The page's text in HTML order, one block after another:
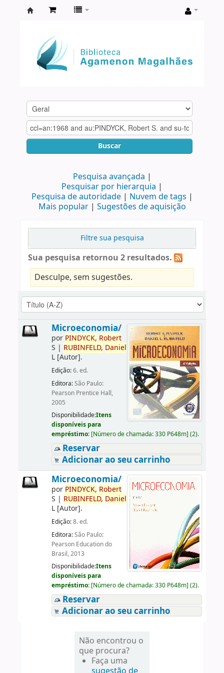
Agamenon
Magalhães
Buscar
Pesquisa avançada
Pesquisar por hierarquia
Pesquisa de autoridade
Nuvem de tags
Mais popular
Sugestões de aquisição
Filtre sua pesquisa
Sua pesquisa retornou 2 resultados.
Desculpe, sem sugestões.
Microeconomia/
por PINDYCK, Robert
S | RUBINFELD, Daniel
L[Autor].
Edição:6. ed.
Editora:São Paulo:
Pearson Prentice Hall,
2005
Disponibilidade:Itens
disponíveis para
empréstimo: [Número de chamada:330 P648m] (2).
Reservar
Adicionar ao seu carrinho
Microeconomia/
por PINDYCK, Robert
S | RUBINFELD, Daniel
L[Autor].
Edição:8. ed.
Editora:São Paulo:
Pearson Education do
Brasil, 2013
Disponibilidade:Itens
disponíveis para
empréstimo: [Número de chamada:330 P648m] (2).
Reservar
Adicionar ao seu carrinho
Não encontrou o
que procura?
Faça uma